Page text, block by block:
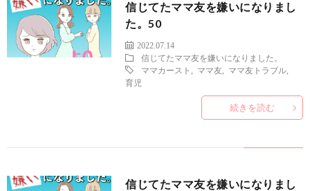
信じてたママ友を嫌いになりまし
た。50
2022.07.14
信じてたママ友を嫌いになりました。
ママカースト
ママ友 ママ友トラブル
育児
続きを読む
信じてたママ友を嫌いになりまし